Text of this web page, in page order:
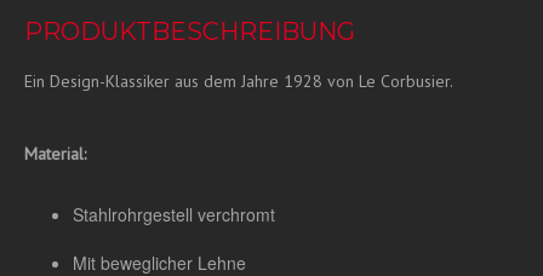
PRODUKTBESCHREIBUNG
Ein Design-Klassiker aus dem Jahre 1928 von Le Corbusier.
Material:
Stahlrohrgestell verchromt
Mit beweglicher Lehne